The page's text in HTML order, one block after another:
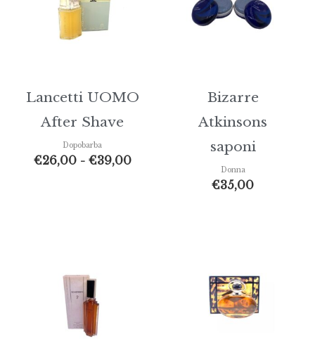
Lancetti UOMO
After Shave
Dopobarba
€26,00 - €39,00
Bizarre
Atkinsons
saponi
Donna
€35,00